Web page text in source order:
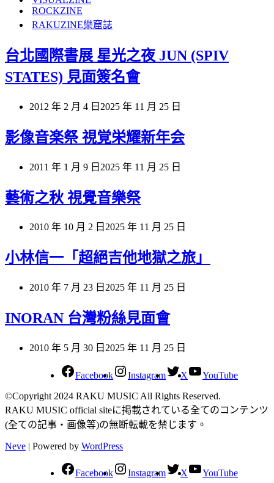
ROCKZINE
RAKUZINE樂窟誌
台北國際書展 星光之夜 JUN (SPIV
STATES) 見面簽名會
2012 年 2 月 4 日 2025 年 11 月 25 日
影像音楽祭 視覚栄耀新年会
2011 年 1 月 9 日 2025 年 11 月 25 日
藝術之秋 視覺音樂祭
2010 年 10 月 2 日 2025 年 11 月 25 日
小林信一「超絕吉他地獄之旅」
2010 年 7 月 23 日 2025 年 11 月 25 日
INORAN 台灣粉絲見面會
2010 年 5 月 30 日 2025 年 11 月 25 日
Facebook Instagram X
YouTube
©Copyright 2024 RAKU MUSIC All Rights Reserved.
RAKU MUSIC official siteに掲載されている全てのコンテンツ
(全ての記事・画像等)の無断転載を禁じます。
Neve | Powered by WordPress
Facebook Instagram X YouTube